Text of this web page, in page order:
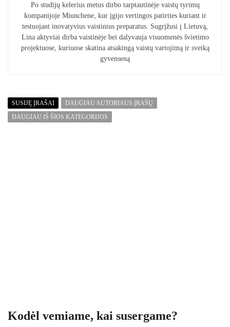
Po studijų kelerius metus dirbo tarptautinėje vaistų tyrimų
kompanijoje Miunchene, kur įgijo vertingos patirties kuriant ir
testuojant inovatyvius vaistinius preparatus. Sugrįžusi į Lietuvą,
Lina aktyviai dirba vaistinėje bei dalyvauja visuomenės švietimo
projektuose, kuriuose skatina atsakingą vaistų vartojimą ir sveiką
gyvenseną
SUSIJĘ ĮRAŠAI
DAUGIAU AUTORIAUS ĮRAŠŲ
DAUGIAU IŠ ŠIOS KATEGORIJOS
Kodėl vemiame, kai susergame?